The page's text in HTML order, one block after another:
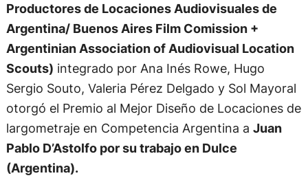
Productores de Locaciones Audiovisuales de
Argentina/ Buenos Aires Film Comission +
Argentinian Association of Audiovisual Location
Scouts) integrado por Ana Inés Rowe, Hugo
Sergio Souto, Valeria Pérez Delgado y Sol Mayoral
otorgó el Premio al Mejor Diseño de Locaciones de
largometraje en Competencia Argentina a Juan
Pablo D’Astolfo por su trabajo en Dulce
(Argentina).